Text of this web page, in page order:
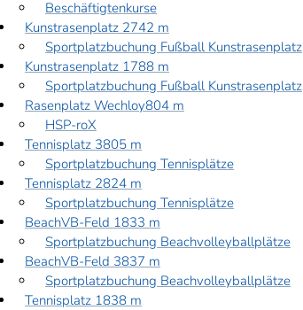
Beschäftigtenkurse
Kunstrasenplatz 2742 m
Sportplatzbuchung Fußball Kunstrasenplatz
Kunstrasenplatz 1788 m
Sportplatzbuchung Fußball Kunstrasenplatz
Rasenplatz Wechloy804 m
HSP-roX
Tennisplatz 3805 m
Sportplatzbuchung Tennisplätze
Tennisplatz 2824 m
Sportplatzbuchung Tennisplätze
BeachVB-Feld 1833 m
Sportplatzbuchung Beachvolleyballplätze
BeachVB-Feld 3837 m
Sportplatzbuchung Beachvolleyballplätze
Tennisplatz 1838 m